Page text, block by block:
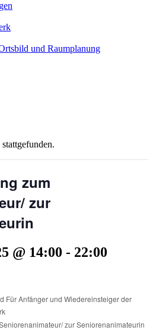
und Raumplanung
zum
zur
@ 14:00 - 22:00
Für Anfänger und Wiedereinsteiger der
zur Seniorenanimateurin